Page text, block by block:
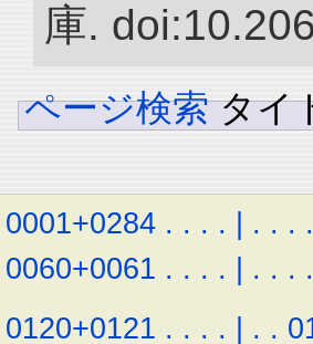
庫.
ページ検索 タイ
0001+0284 . . . . | . . . .
0060+0061 . . . . | . . . .
0120+0121 . . . . | . .